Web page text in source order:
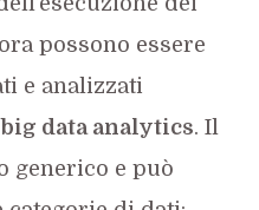
possono essere
e analizzati
big data analytics. Il
generico e può